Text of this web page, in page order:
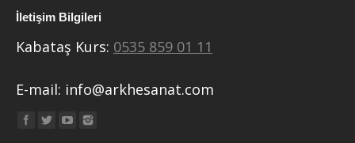
İletişim Bilgileri
Kabataş Kurs: 0535 859 01 11
E-mail: info@arkhesanat.com
Find us on: